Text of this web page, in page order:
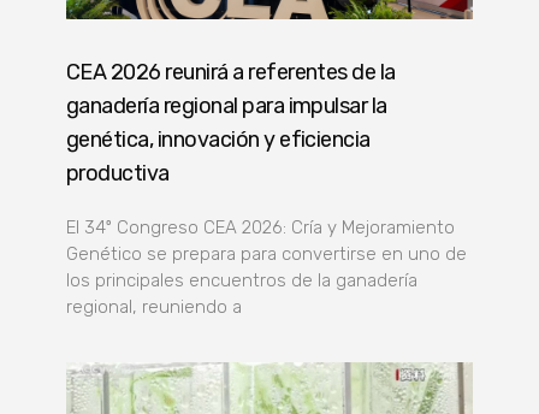
CEA 2026 reunirá a referentes de la
ganadería regional para impulsar la
genética, innovación y eficiencia
productiva
El 34º Congreso CEA 2026: Cría y Mejoramiento
Genético se prepara para convertirse en uno de
los principales encuentros de la ganadería
regional, reuniendo a